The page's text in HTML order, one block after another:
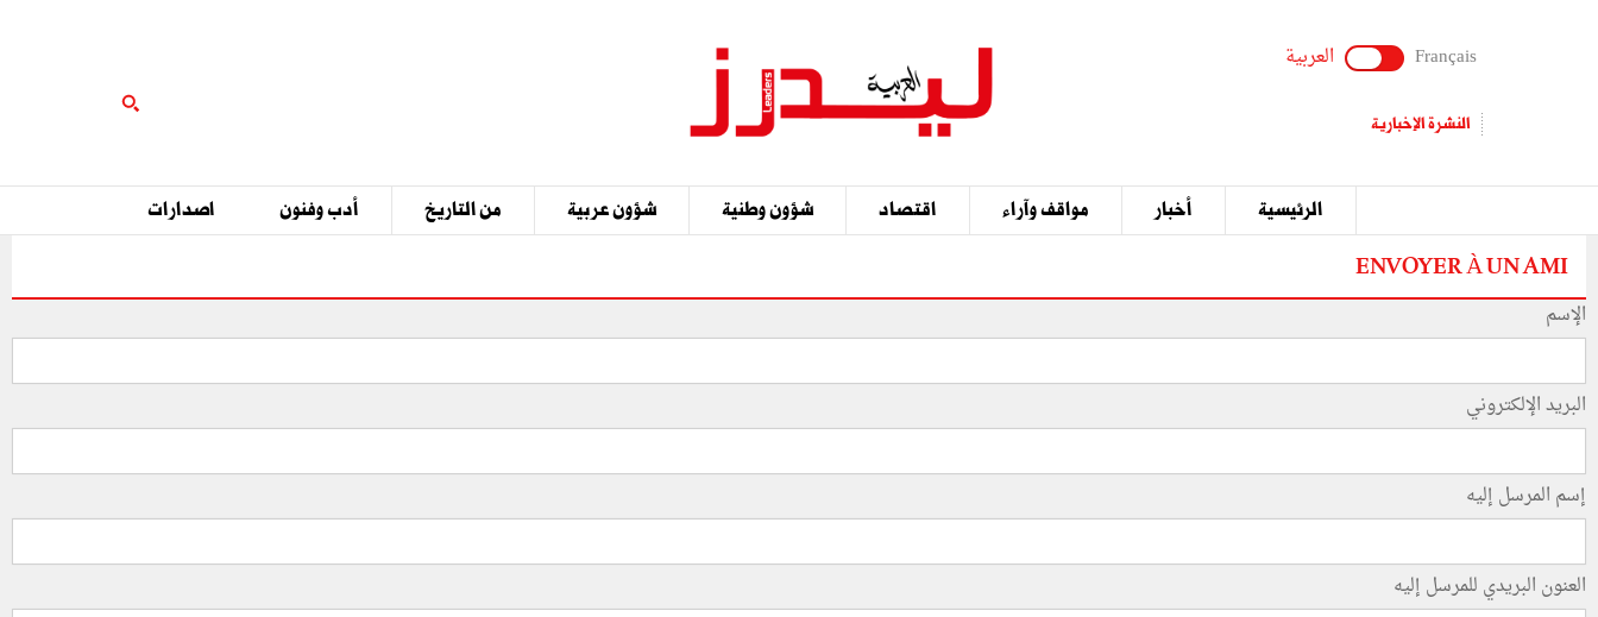
Français العربية
النشرة الإخبارية
الرئيسية أخبار مواقف وآراء اقتصاد شؤون وطنية شؤون عربية من التاريخ أدب وفنون اصدارات
ENVOYER À UN AMI
الإسم
البريد الإلكتروني
إسم المرسل إليه
العنون البريدي للمرسل إليه